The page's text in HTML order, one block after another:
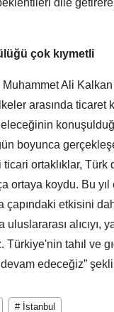
çok kıymetli
Ali
arasında ticaret
boyunca
ortaklıklar,
ortaya koydu. Bu
çapındaki etkisini
alıcıyı,
Türkiye'nin tahıl ve
edeceğiz”
# İstanbul